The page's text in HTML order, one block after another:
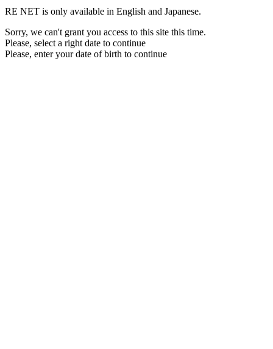
RE NET is only available in English and Japanese.
Sorry, we can't grant you access to this site this time.
Please, select a right date to continue
Please, enter your date of birth to continue